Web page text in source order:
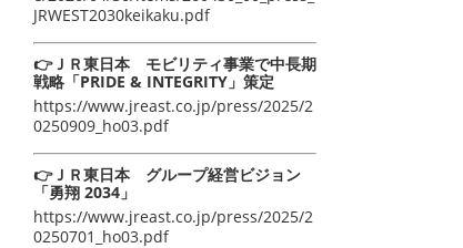
JRWEST2030keikaku.pdf
👉ＪＲ東日本 モビリティ事業で中長期
戦略「PRIDE & INTEGRITY」策定
https://www.jreast.co.jp/press/2025/2
0250909_ho03.pdf
👉ＪＲ東日本 グループ経営ビジョン
「勇翔 2034」
https://www.jreast.co.jp/press/2025/2
0250701_ho03.pdf